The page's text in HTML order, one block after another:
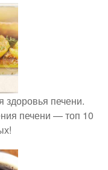
здоровья печени.
печени — топ 10